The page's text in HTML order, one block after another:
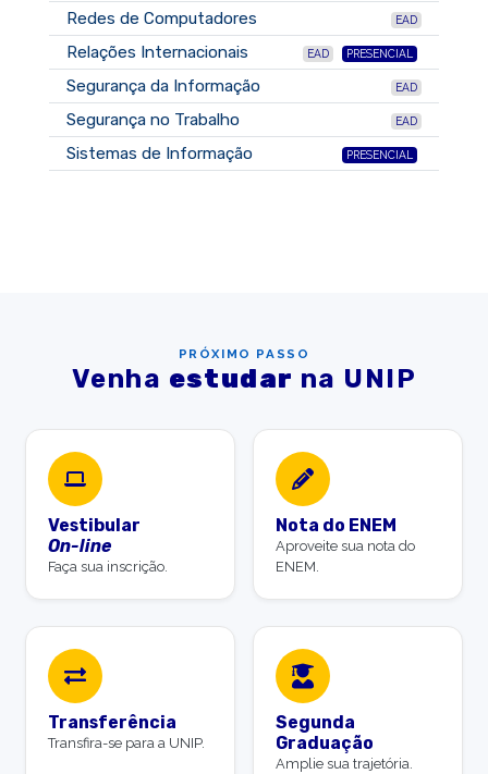
Redes de Computadores EAD
Relações Internacionais EAD PRESENCIAL
Segurança da Informação EAD
Segurança no Trabalho EAD
Sistemas de Informação PRESENCIAL
PRÓXIMO PASSO
Venha estudar na UNIP
Vestibular
On-line
Faça sua inscrição.
Nota do ENEM
Aproveite sua nota do
ENEM.
Transferência
Transfira-se para a UNIP.
Segunda
Graduação
Amplie sua trajetória.